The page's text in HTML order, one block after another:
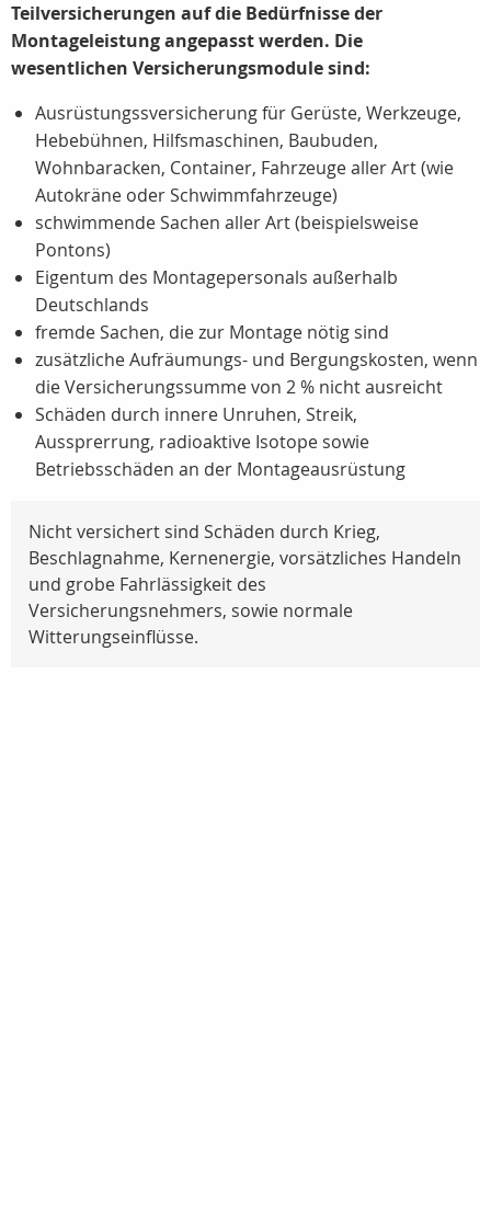
Teilversicherungen auf die Bedürfnisse der
Montageleistung angepasst werden. Die
wesentlichen Versicherungsmodule sind:
Ausrüstungssversicherung für Gerüste, Werkzeuge,
Hebebühnen, Hilfsmaschinen, Baubuden,
Wohnbaracken, Container, Fahrzeuge aller Art (wie
Autokräne oder Schwimmfahrzeuge)
schwimmende Sachen aller Art (beispielsweise
Pontons)
Eigentum des Montagepersonals außerhalb
Deutschlands
fremde Sachen, die zur Montage nötig sind
zusätzliche Aufräumungs- und Bergungskosten, wenn
die Versicherungssumme von 2 % nicht ausreicht
Schäden durch innere Unruhen, Streik,
Aussprerrung, radioaktive Isotope sowie
Betriebsschäden an der Montageausrüstung
Nicht versichert sind Schäden durch Krieg,
Beschlagnahme, Kernenergie, vorsätzliches Handeln
und grobe Fahrlässigkeit des
Versicherungsnehmers, sowie normale
Witterungseinflüsse.